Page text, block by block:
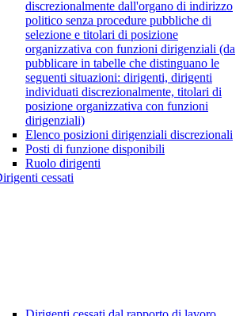
discrezionalmente dall'organo di indirizzo
politico senza procedure pubbliche di
selezione e titolari di posizione
organizzativa con funzioni dirigenziali (da
pubblicare in tabelle che distinguano le
seguenti situazioni: dirigenti, dirigenti
individuati discrezionalmente, titolari di
posizione organizzativa con funzioni
dirigenziali)
Elenco posizioni dirigenziali discrezionali
Posti di funzione disponibili
Ruolo dirigenti
cessati